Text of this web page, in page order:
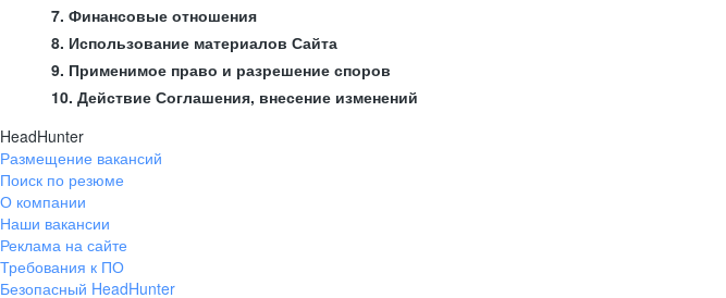
7. Финансовые отношения
8. Использование материалов Сайта
9. Применимое право и разрешение споров
10. Действие Соглашения, внесение изменений
HeadHunter
Размещение вакансий
Поиск по резюме
О компании
Наши вакансии
Реклама на сайте
Требования к ПО
Безопасный HeadHunter